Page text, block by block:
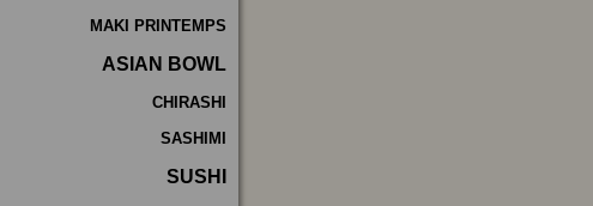
MAKI PRINTEMPS
ASIAN BOWL
CHIRASHI
SASHIMI
SUSHI